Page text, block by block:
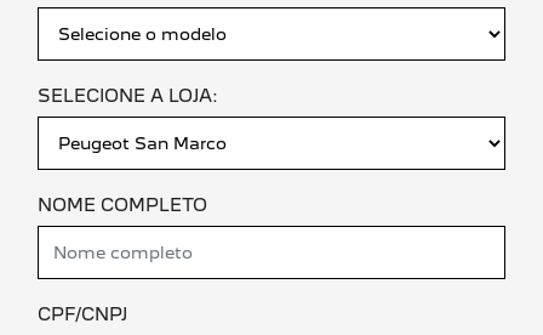
SELECIONE A LOJA:
NOME COMPLETO
CPF/CNPJ